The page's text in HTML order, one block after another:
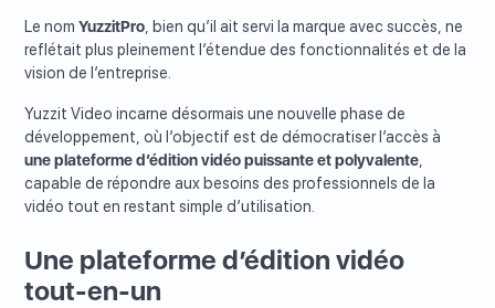
Le nomYuzzitPro , bien qu’il ait servi la marque avec succès, ne
reflétait plus pleinement l’étendue des fonctionnalités et de la
vision de l’entreprise.
Yuzzit Video incarne désormais une nouvelle phase de
développement, où l’objectif est de démocratiser l’accès à
une plateforme d’édition vidéo puissante et polyvalente
capable de répondre aux besoins des professionnels de la
vidéo tout en restant simple d’utilisation.
Une plateforme d’édition vidéo
tout-en-un